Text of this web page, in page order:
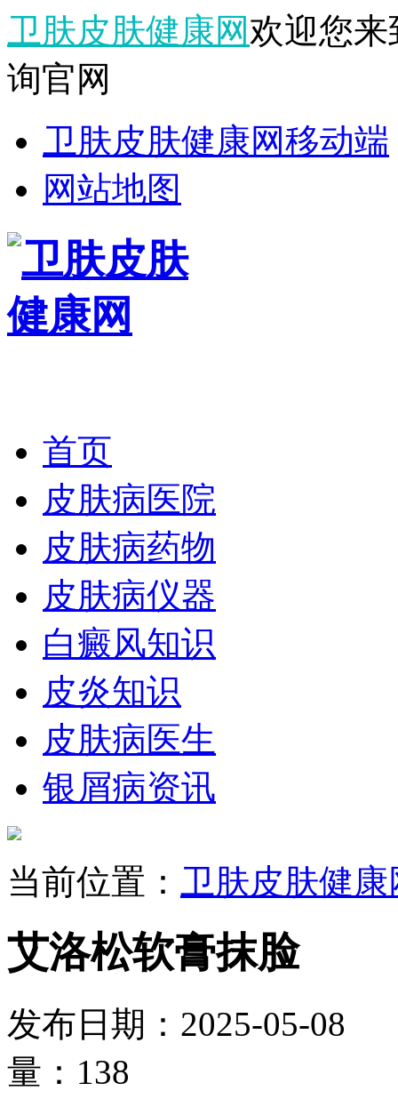
卫肤皮肤健康网欢迎您
询官网
卫肤皮肤健康网移动端
网站地图
首页
皮肤病医院
皮肤病药物
皮肤病仪器
白癜风知识
皮炎知识
皮肤病医生
银屑病资讯
当前位置： 卫肤皮肤健康
艾洛松软膏抹脸
发布日期：2025-05-
量：138